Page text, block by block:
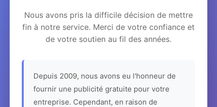
Nous avons pris la difficile décision de mettre
fin à notre service. Merci de votre confiance et
de votre soutien au fil des années.
Depuis 2009, nous avons eu l'honneur de
fournir une publicité gratuite pour votre
entreprise. Cependant, en raison de